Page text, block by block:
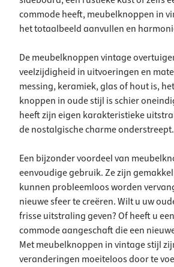
commode heeft, meubelknoppen in
het totaalbeeld aanvullen en
De meubelknoppen vintage
veelzijdigheid in uitvoeringen en
messing, keramiek, glas of hout is,
knoppen in oude stijl is schier
heeft zijn eigen karakteristieke
de nostalgische charme onderstreept.
Een bijzonder voordeel van
eenvoudige gebruik. Ze zijn
kunnen probleemloos worden
nieuwe sfeer te creëren. Wilt u uw
frisse uitstraling geven? Of heeft u
commode aangeschaft die een
Met meubelknoppen in vintage stijl
veranderingen moeiteloos door te